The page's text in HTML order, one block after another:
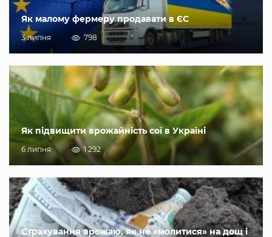
Як малому фермеру продавати в ЄС
3 липня 798
Як підвищити врожайність сої в Україні
6 липня 1 292
Страхування врожаю, як не «молитися» на дощ і